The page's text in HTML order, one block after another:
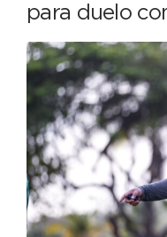
para duelo